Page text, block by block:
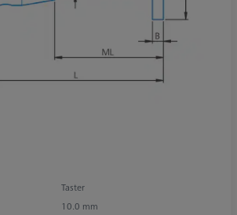
Taster
10.0 mm